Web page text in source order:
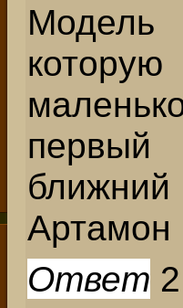
Артамон
Ответ 2